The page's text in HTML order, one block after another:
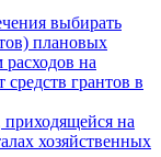
выбирать
плановых
на
средств грантов в
на
хозяйственных